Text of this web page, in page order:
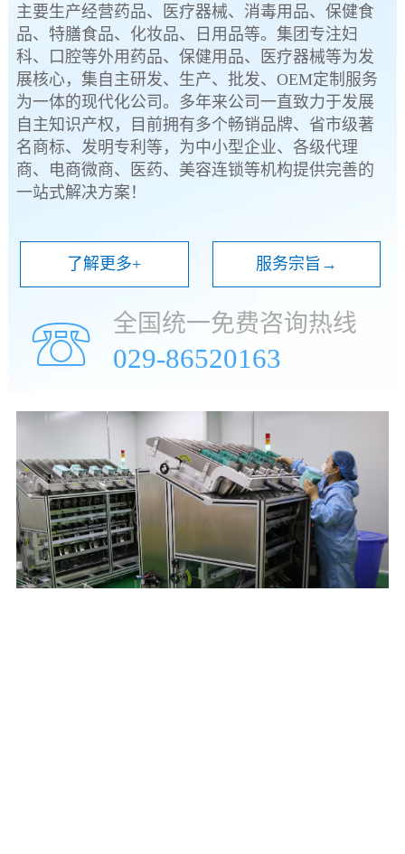
主要生产经营药品、医疗器械、消毒用品、保健食
品、特膳食品、化妆品、日用品等。集团专注妇
科、口腔等外用药品、保健用品、医疗器械等为发
展核心，集自主研发、生产、批发、OEM定制服务
为一体的现代化公司。多年来公司一直致力于发展
自主知识产权，目前拥有多个畅销品牌、省市级著
名商标、发明专利等，为中小型企业、各级代理
商、电商微商、医药、美容连锁等机构提供完善的
一站式解决方案！
了解更多+ 服务宗旨→
☏ 全国统一免费咨询热线
029-86520163